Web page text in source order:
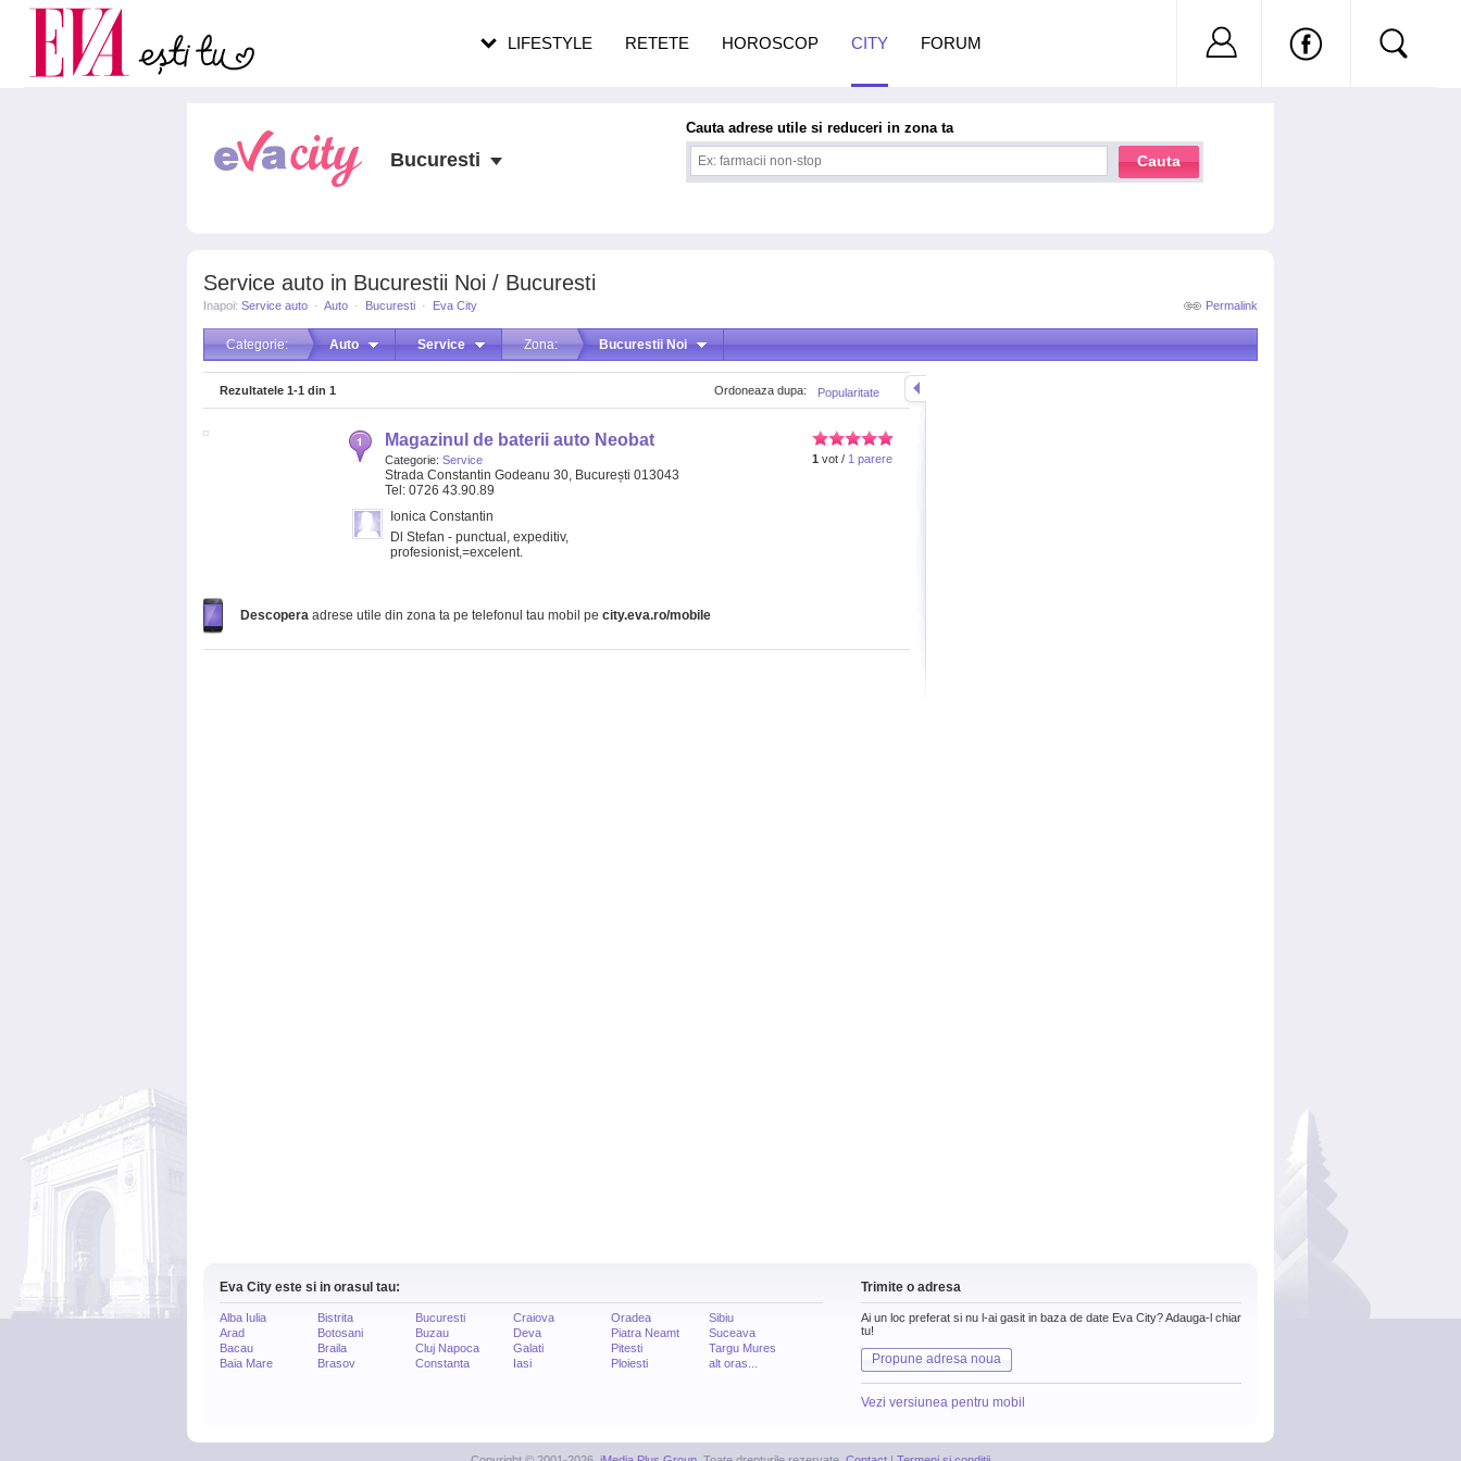
Service auto in Bucurestii Noi / Bucuresti
Permalink
Inapoi: Service auto · Auto · Bucuresti · Eva City
Categorie: Auto Service Zona: Bucurestii Noi
Popularitate
Ordoneaza dupa:
Rezultatele 1-1 din 1
1 vot / 1 parere
Magazinul de baterii auto Neobat
Categorie: Service
Strada Constantin Godeanu 30, București 013043
Tel: 0726 43.90.89
Ionica Constantin
Dl Stefan - punctual, expeditiv,
profesionist,=excelent.
Descopera adrese utile din zona ta pe telefonul tau mobil pe city.eva.ro/mobile
Eva City este si in orasul tau:
Alba Iulia
Arad
Bacau
Baia Mare
Bistrita
Botosani
Braila
Brasov
Bucuresti
Buzau
Cluj Napoca
Constanta
Craiova
Deva
Galati
Iasi
Oradea
Piatra Neamt
Pitesti
Ploiesti
Sibiu
Suceava
Targu Mures
alt oras...
Trimite o adresa
Ai un loc preferat si nu l-ai gasit in baza de date Eva City? Adauga-l chiar
tu!
Propune adresa noua
Vezi versiunea pentru mobil
Bucuresti
Cauta adrese utile si reduceri in zona ta
Cauta
LIFESTYLE RETETE HOROSCOP CITY FORUM Nu ai cont?
Carieră
Actualitate